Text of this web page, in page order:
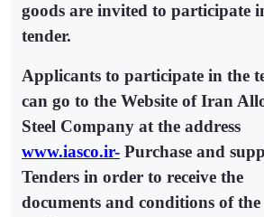
goods are invited to participate
tender.
Applicants to participate in the
can go to the Website of Iran
Steel Company at the address
www.iasco.ir- Purchase and
Tenders in order to receive the
documents and conditions of the